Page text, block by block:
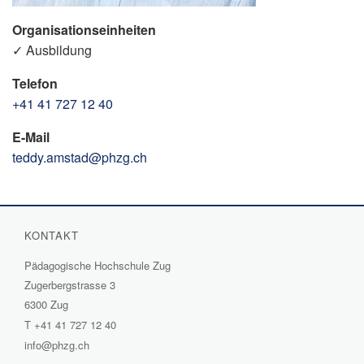
Organisationseinheiten
✓ Ausbildung
Telefon
+41 41 727 12 40
E-Mail
teddy.amstad@phzg.ch
KONTAKT
Pädagogische Hochschule Zug
Zugerbergstrasse 3
6300 Zug
T +41 41 727 12 40
info@phzg.ch